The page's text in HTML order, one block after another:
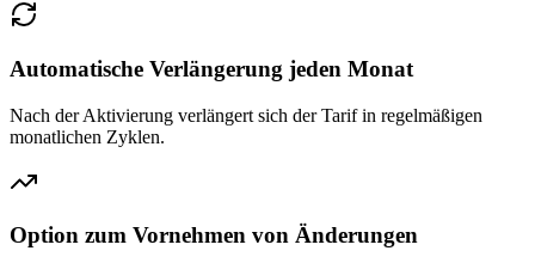
Automatische Verlängerung jeden Monat
Nach der Aktivierung verlängert sich der Tarif in regelmäßigen
monatlichen Zyklen.
Option zum Vornehmen von Änderungen